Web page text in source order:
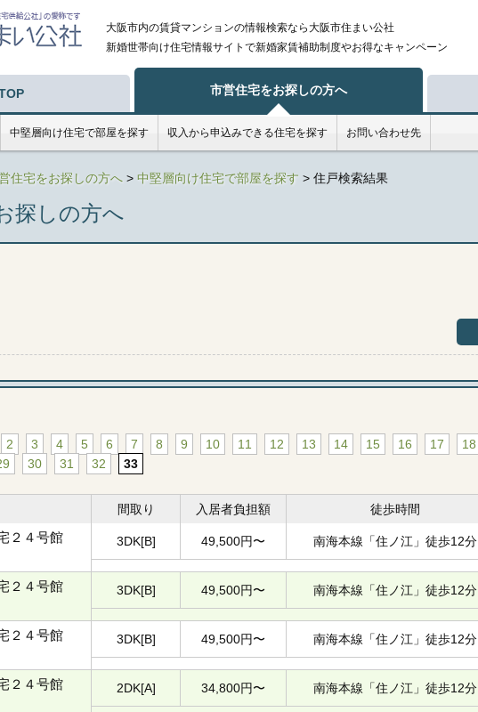
大阪市内の賃貸マンションの情報検索なら大阪市住まい公社
新婚世帯向け住宅情報サイトで新婚家賃補助制度やお得なキャンペーン
市営住宅をお探しの方へ
中堅層向け住宅で部屋を探す 収入から申込みできる住宅を探す お問い合わせ先
住宅をお探しの方へ > 中堅層向け住宅で部屋を探す > 住戸検索結果
探しの方へ
2 3 4 5 6 7 8 9 10 11 12 13 14 15 16 17 18
30 31 32
33
間取り 入居者負担額 徒歩時間
２４号館 3DK[B] 49,500円〜 南海本線「住ノ江」徒歩12分
２４号館 3DK[B] 49,500円〜 南海本線「住ノ江」徒歩12分
２４号館 3DK[B] 49,500円〜 南海本線「住ノ江」徒歩12分
２４号館 2DK[A] 34,800円〜 南海本線「住ノ江」徒歩12分